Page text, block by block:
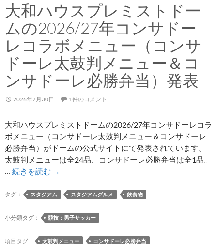
が
ス
ー
大和ハウスプレミストドー
ムの2026/27年コンサドー
レコラボメニュー（コンサ
ドーレ太鼓判メニュー＆コ
ンサドーレ必勝弁当）発表
2026年7月30日 1件のコメント
大和ハウスプレミストドームの2026/27年コンサドーレコラ
ボメニュー（コンサドーレ太鼓判メニュー＆コンサドーレ
必勝弁当）がドームの公式サイトにて発表されています。
太鼓判メニューは全24品、コンサドーレ必勝弁当は全1品。
… 続きを読む 大
ハ
ス
レ
→
タグ： スタジアム スタジアムグルメ 飲食物
小分類タグ： 競技：男子サッカー
項目タグ： 太鼓判メニュー コンサドーレ必勝弁当